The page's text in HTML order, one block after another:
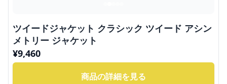
ツイードジャケット クラシック ツイード アシン
メトリー ジャケット
¥9,460
商品の詳細を見る